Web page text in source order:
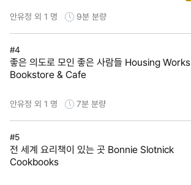
안유정 외 1 명 9분 분량
#4
좋은 의도로 모인 좋은 사람들 Housing Works
Bookstore & Cafe
안유정 외 1 명 7분 분량
#5
전 세계 요리책이 있는 곳 Bonnie Slotnick
Cookbooks